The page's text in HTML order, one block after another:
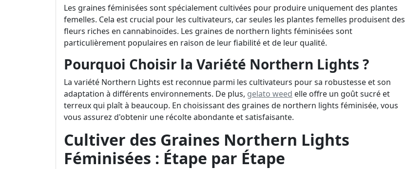
Les graines féminisées sont spécialement cultivées pour produire uniquement des plantes
femelles. Cela est crucial pour les cultivateurs, car seules les plantes femelles produisent des
fleurs riches en cannabinoïdes. Les graines de northern lights féminisées sont
particulièrement populaires en raison de leur fiabilité et de leur qualité.
Pourquoi Choisir la Variété Northern Lights ?
La variété Northern Lights est reconnue parmi les cultivateurs pour sa robustesse et son
adaptation à différents environnements. De plus, gelato weed elle offre un goût sucré et
terreux qui plaît à beaucoup. En choisissant des graines de northern lights féminisée, vous
vous assurez d'obtenir une récolte abondante et satisfaisante.
Cultiver des Graines Northern Lights
Féminisées : Étape par Étape